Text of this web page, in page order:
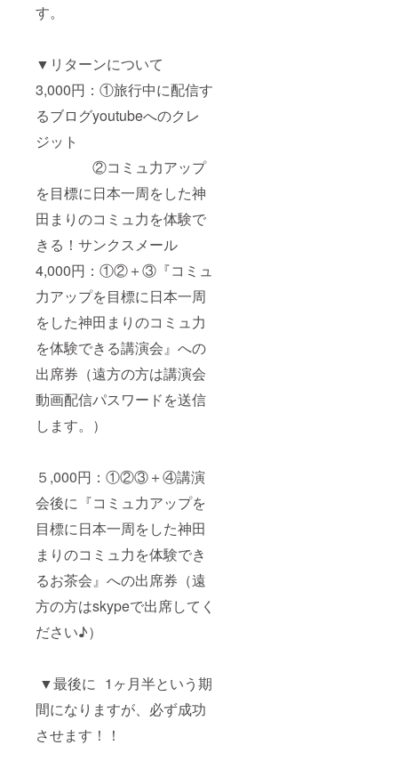
す。
▼リターンについて
3,000円：①旅行中に配信す
るブログyoutubeへのクレ
ジット
②コミュ力アップ
を目標に日本一周をした神
田まりのコミュ力を体験で
きる！サンクスメール
4,000円：①②＋③『コミュ
力アップを目標に日本一周
をした神田まりのコミュ力
を体験できる講演会』への
出席券（遠方の方は講演会
動画配信パスワードを送信
します。）
５,000円：①②③＋④講演
会後に『コミュ力アップを
目標に日本一周をした神田
まりのコミュ力を体験でき
るお茶会』への出席券（遠
方の方はskypeで出席してく
ださい♪）
▼最後に 1ヶ月半という期
間になりますが、必ず成功
させます！！